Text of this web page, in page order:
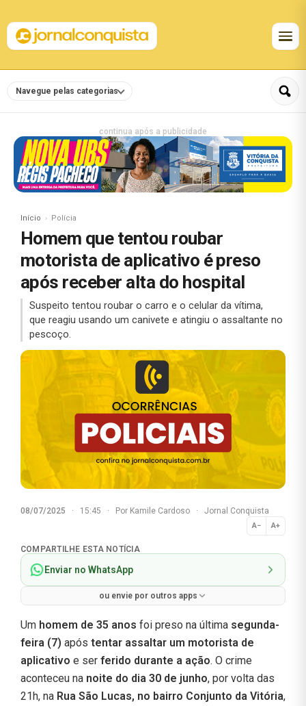
Navegue pelas categorias
continua após a publicidade
Início Polícia
Homem que tentou roubar
motorista de aplicativo é preso
após receber alta do hospital
Suspeito tentou roubar o carro e o celular da vítima,
que reagiu usando um canivete e atingiu o assaltante no
pescoço.
08/07/2025 · 15:45 · Por Kamile Cardoso · Jornal Conquista
A− A+
Normal
COMPARTILHE ESTA NOTÍCIA
Enviar no WhatsApp
ou envie por outros apps
Um homem de 35 anos foi preso na última segunda-
feira (7) após tentar assaltar um motorista de
aplicativo e ser ferido durante a ação. O crime
aconteceu na noite do dia 30 de junho, por volta das
21h, na Rua São Lucas, no bairro Conjunto da Vitória,